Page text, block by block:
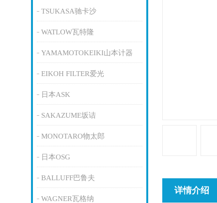
TSUKASA驰卡沙
WATLOW瓦特隆
YAMAMOTOKEIKI山本计器
EIKOH FILTER爱光
日本ASK
SAKAZUME坂诘
MONOTARO物太郎
日本OSG
BALLUFF巴鲁夫
WAGNER瓦格纳
详情介绍